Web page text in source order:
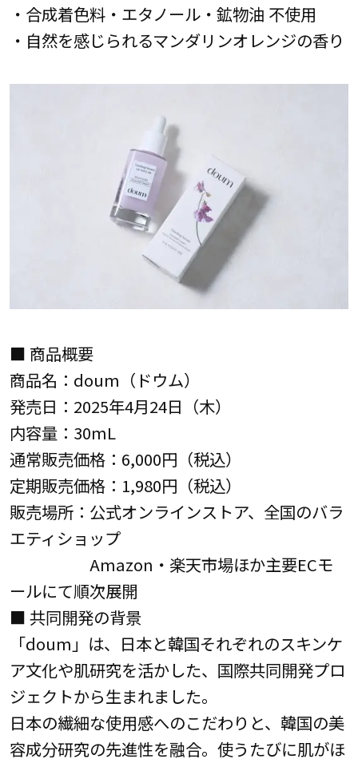
・合成着色料・エタノール・鉱物油 不使用
・自然を感じられるマンダリンオレンジの香り
■ 商品概要
商品名：doum（ドウム）
発売日：2025年4月24日（木）
内容量：30mL
通常販売価格：6,000円（税込）
定期販売価格：1,980円（税込）
販売場所：公式オンラインストア、全国のバラ
エティショップ
Amazon・楽天市場ほか主要ECモ
ールにて順次展開
■ 共同開発の背景
「doum」は、日本と韓国それぞれのスキンケ
ア文化や肌研究を活かした、国際共同開発プロ
ジェクトから生まれました。
日本の繊細な使用感へのこだわりと、韓国の美
容成分研究の先進性を融合。使うたびに肌がほ